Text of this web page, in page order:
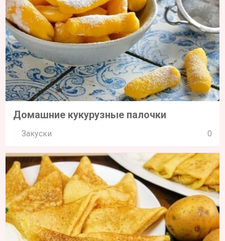
Домашние кукурузные палочки
Закуски 0